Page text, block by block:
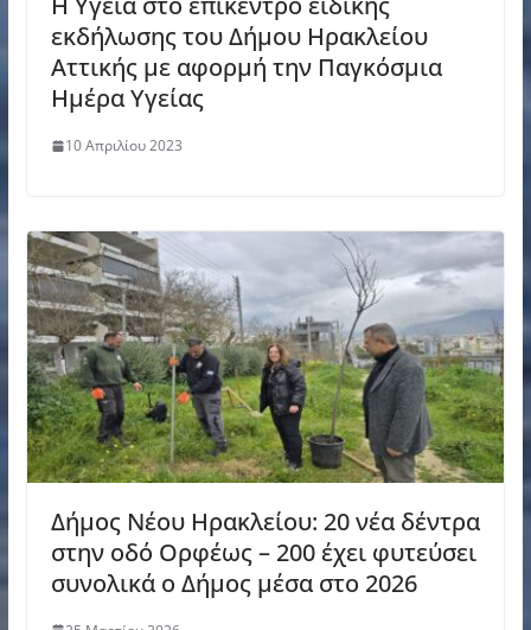
εκδήλωσης του Δήμου Ηρακλείου
Αττικής με αφορμή την Παγκόσμια
Ημέρα Υγείας
10 Απριλίου 2023
Δήμος Νέου Ηρακλείου: 20 νέα δέντρα
στην οδό Ορφέως – 200 έχει φυτεύσει
συνολικά ο Δήμος μέσα στο 2026